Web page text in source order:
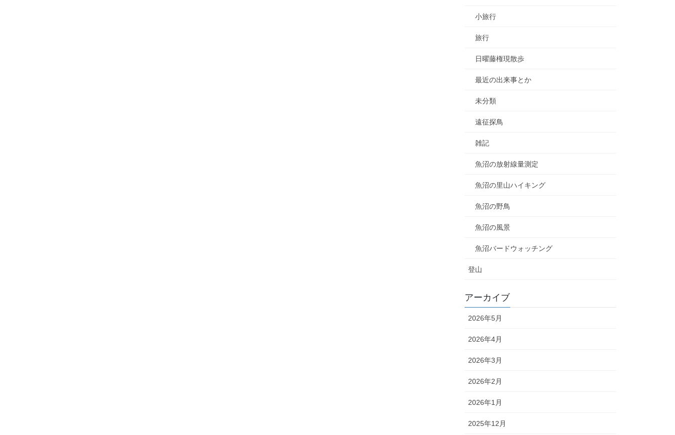
小旅行
旅行
日曜藤権現散歩
最近の出来事とか
未分類
遠征探鳥
雑記
魚沼の放射線量測定
魚沼の里山ハイキング
魚沼の野鳥
魚沼の風景
魚沼バードウォッチング
登山
アーカイブ
2026年5月
2026年4月
2026年3月
2026年2月
2026年1月
2025年12月